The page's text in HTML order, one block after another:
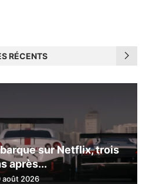
RÉCENTS
sur Netflix, trois
après...
août 2026